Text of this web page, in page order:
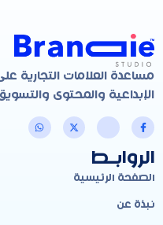
مساعدة العلامات التجارية
الإبداعية والمحتوى
الروابـط
الصفحة الرئيسية
نبذة عن